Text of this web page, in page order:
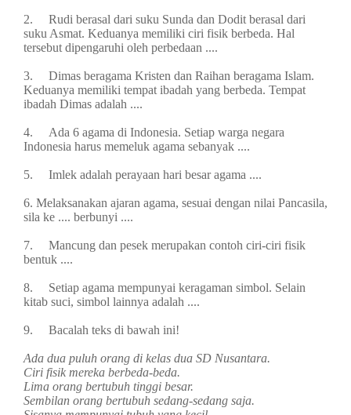
2.
Rudi berasal dari suku Sunda dan Dodit berasal dari
suku Asmat. Keduanya memiliki ciri fisik berbeda. Hal
tersebut dipengaruhi oleh perbedaan ....
3.
Dimas beragama Kristen dan Raihan beragama Islam.
Keduanya memiliki tempat ibadah yang berbeda. Tempat
ibadah Dimas adalah ....
4.
Ada 6 agama di Indonesia. Setiap warga negara
Indonesia harus memeluk agama sebanyak ....
5. Imlek adalah perayaan hari besar agama ....
6. Melaksanakan ajaran agama, sesuai dengan nilai Pancasila,
sila ke .... berbunyi ....
7.
Mancung dan pesek merupakan contoh ciri-ciri fisik
bentuk ....
8.
Setiap agama mempunyai keragaman simbol. Selain
kitab suci, simbol lainnya adalah ....
9. Bacalah teks di bawah ini!
Ada dua puluh orang di kelas dua SD Nusantara.
Ciri fisik mereka berbeda-beda.
Lima orang bertubuh tinggi besar.
Sembilan orang bertubuh sedang-sedang saja.